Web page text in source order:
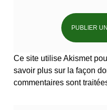
Ce site utilise Akismet
savoir plus sur la façon
commentaires sont